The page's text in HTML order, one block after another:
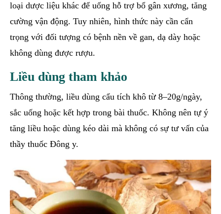
loại dược liệu khác để uống hỗ trợ bổ gân xương, tăng
cường vận động. Tuy nhiên, hình thức này cần cẩn
trọng với đối tượng có bệnh nền về gan, dạ dày hoặc
không dùng được rượu.
Liều dùng tham khảo
Thông thường, liều dùng cẩu tích khô từ 8–20g/ngày,
sắc uống hoặc kết hợp trong bài thuốc. Không nên tự ý
tăng liều hoặc dùng kéo dài mà không có sự tư vấn của
thầy thuốc Đông y.